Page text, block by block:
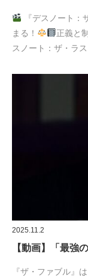
『デスノート
まる！
正義と
スノート：ザ・ラ
2025.11.2
【動画】「最強
『ザ・ファブル』